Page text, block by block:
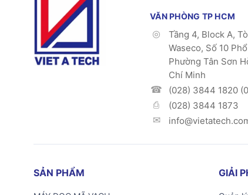
VĂN PHÒNG TP HCM
Tầng 4, Block A,
Waseco, Số 10
Phường Tân Sơn
Chí Minh
(028) 3844 1820
(028) 3844 1873
SẢN PHẨM GIẢI